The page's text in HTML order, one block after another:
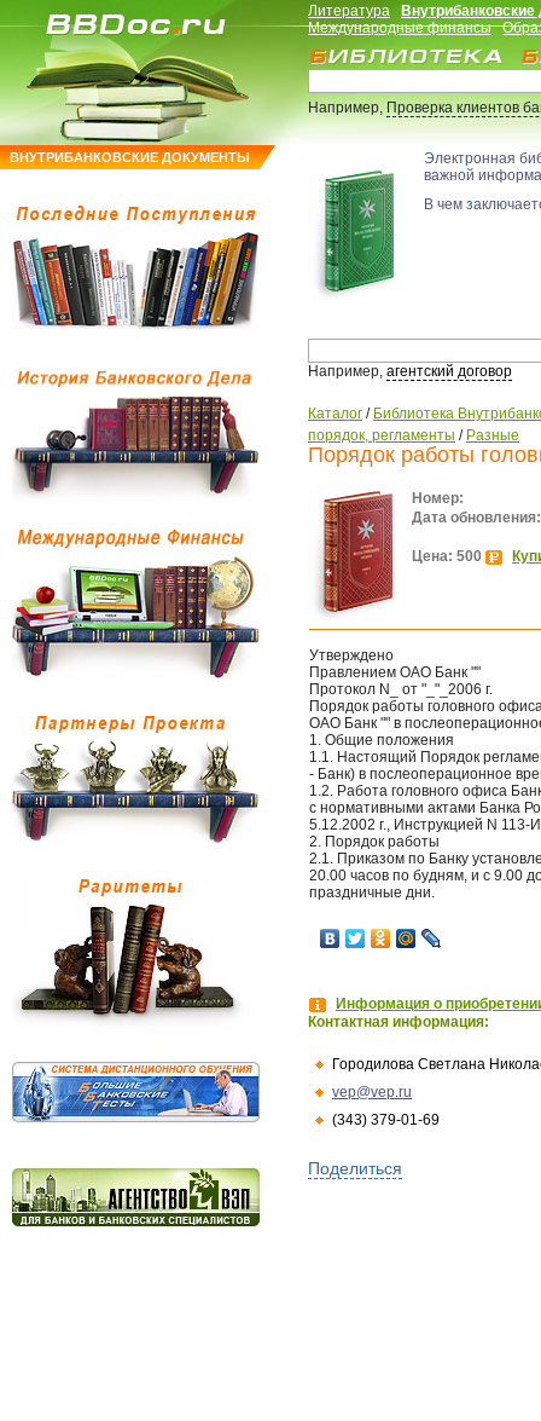
ВНУТРИБАНКОВСКИЕ ДОКУМЕНТЫ
Литература
Международные финансы
Например,Проверка клиентов
Электронная
важной
В чем
Например, агентский договор
Каталог / Библиотека
порядок, регламенты / Разные
Порядок работы
Номер:
Дата обновления:
Цена: 500
Утверждено
Правлением ОАО Банк ""
Протокол N_ от "_"_2006 г.
Порядок работы головного
ОАО Банк "" в
1. Общие положения
1.1. Настоящий Порядок
- Банк) в послеоперационное
1.2. Работа головного офиса
с нормативными актами Банка
5.12.2002 г., Инструкцией N 113-
2. Порядок работы
2.1. Приказом по Банку
20.00 часов по будням, и с 9.00
праздничные дни.
Информация о
Контактная информация:
Городилова Светлана
vep@vep.ru
(343) 379-01-69
Поделиться